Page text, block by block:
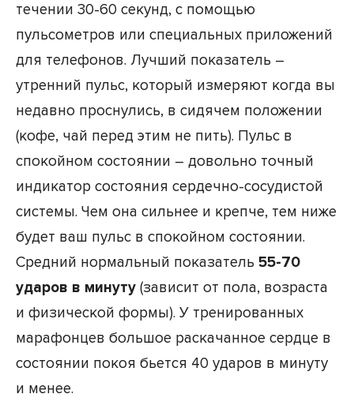
течении 30-60 секунд, с помощью
пульсометров или специальных приложений
для телефонов. Лучший показатель –
утренний пульс, который измеряют когда вы
недавно проснулись, в сидячем положении
(кофе, чай перед этим не пить). Пульс в
спокойном состоянии – довольно точный
индикатор состояния сердечно-сосудистой
системы. Чем она сильнее и крепче, тем ниже
будет ваш пульс в спокойном состоянии.
Средний нормальный показатель 55-70
ударов в минуту (зависит от пола, возраста
и физической формы). У тренированных
марафонцев большое раскачанное сердце в
состоянии покоя бьется 40 ударов в минуту
и менее.